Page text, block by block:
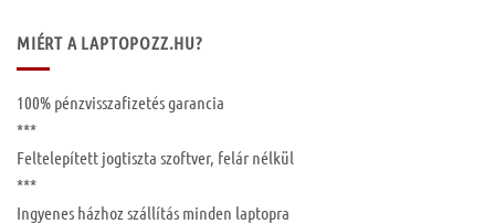
MIÉRT A LAPTOPOZZ.HU?
100% pénzvisszafizetés garancia
***
Feltelepített jogtiszta szoftver, felár nélkül
***
Ingyenes házhoz szállítás minden laptopra